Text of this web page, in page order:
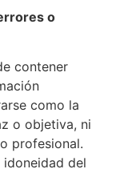
o
contener
como la
o objetiva, ni
profesional.
del